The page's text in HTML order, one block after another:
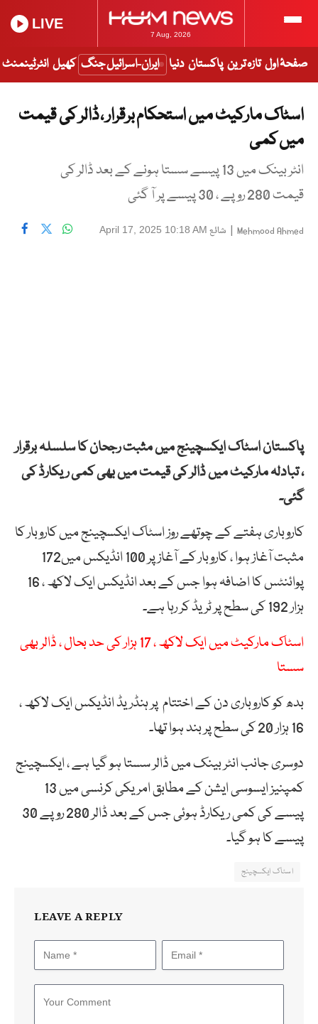
7 Aug, 2026
LIVE
صفحۂ اول تازہ ترین پاکستان دنیا ایران-اسرائیل جنگ کھیل انٹرٹینمنٹ
اسٹاک مارکیٹ میں استحکام برقرار ، ڈالر کی قیمت
میں کمی
انٹر بینک میں 13 پیسے سستا ہونے کے بعد ڈالر کی
قیمت 280 روپے ، 30 پیسے پر آ گئی
Mehmood Ahmed
| شائع April 17, 2025 10:18 AM
پاکستان اسٹاک ایکسچینج میں مثبت رجحان کا سلسلہ برقرار
، تبادلہ مارکیٹ میں ڈالر کی قیمت میں بھی کمی ریکارڈ کی
گئی۔
کاروباری ہفتے کے چوتھے روز اسٹاک ایکسچینج میں کاروبار کا
مثبت آغاز ہوا ، کاروبار کے آغاز پر 100 انڈیکس میں172
پوائنٹس کا اضافہ ہوا جس کے بعد انڈیکس ایک لاکھ ، 16
ہزار 192 کی سطح پر ٹریڈ کر رہا ہے۔
اسٹاک مارکیٹ میں ایک لاکھ ، 17 ہزار کی حد بحال ، ڈالر بھی
سستا
بدھ کو کاروباری دن کے اختتام پر ہنڈریڈ انڈیکس ایک لاکھ ،
16 ہزار 20 کی سطح پر بند ہوا تھا۔
دوسری جانب انٹر بینک میں ڈالر سستا ہو گیا ہے ، ایکسچینج
کمپنیز ایسوسی ایشن کے مطابق امریکی کرنسی میں 13
پیسے کی کمی ریکارڈ ہوئی جس کے بعد ڈالر 280 روپے 30
پیسے کا ہو گیا۔
اسٹاک ایکسچینج
LEAVE A REPLY